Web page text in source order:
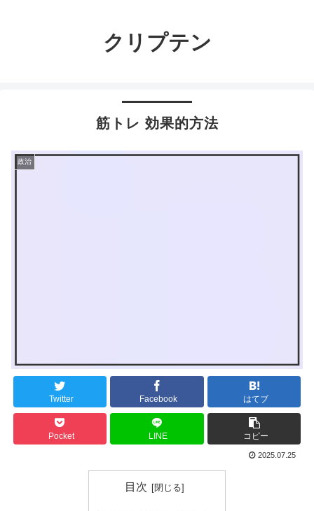
クリプテン
筋トレ 効果的方法
政治
Twitter Facebook はてブ
Pocket LINE コピー
2025.07.25
目次